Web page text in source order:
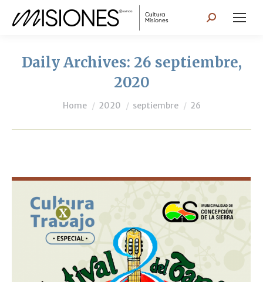
Search:
Daily Archives: 26 septiembre,
2020
You are here:
Home 2020 septiembre 26